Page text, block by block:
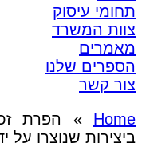
תחומי עיסוק
צוות המשרד
מאמרים
הספרים שלנו
צור קשר
Home
»
הפרת
ביצירות שנוצרו על